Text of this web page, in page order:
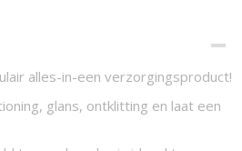
alles-in-een verzorgingsproduct!
glans, ontklitting en laat een